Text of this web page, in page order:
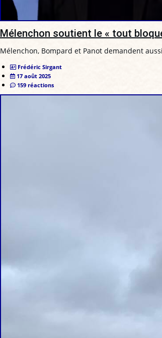
Mélenchon soutient le « tout
Mélenchon, Bompard et Panot demandent
Frédéric Sirgant
17 août 2025
159 réactions